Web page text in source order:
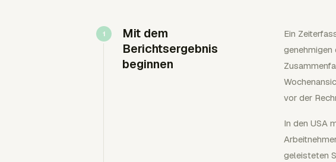
Mit dem
Berichtsergebnis
beginnen
Ein
genehmigen
vor der
In den USA
geleisteten